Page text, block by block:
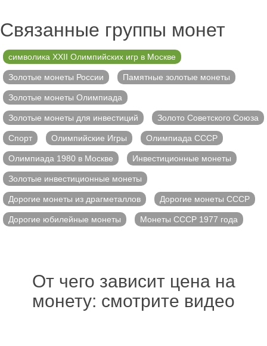
Связанные группы монет
символика XXII Олимпийских игр в Москве
Золотые монеты России Памятные золотые монеты
Золотые монеты Олимпиада
Золотые монеты для инвестиций Золото Советского Союза
Спорт Олимпийские Игры Олимпиада СССР
Олимпиада 1980 в Москве Инвестиционные монеты
Золотые инвестиционные монеты
Дорогие монеты из драгметаллов Дорогие монеты СССР
Дорогие юбилейные монеты Монеты СССР 1977 года
От чего зависит цена на
монету: смотрите видео